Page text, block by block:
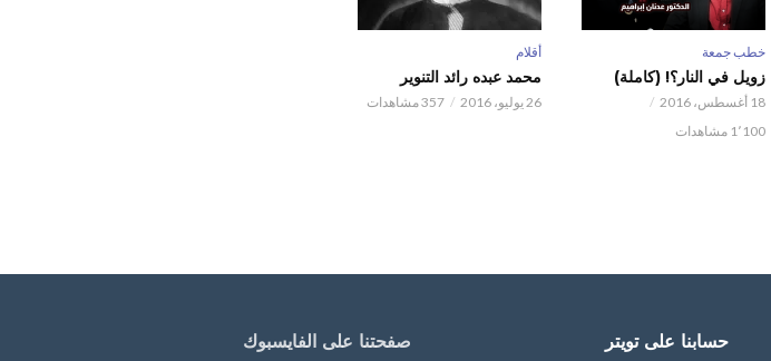
خطب جمعة
زويل في النار؟! (كاملة)
18 أغسطس، 2016
1٬100 مشاهدات
أقلام
محمد عبده رائد التنوير
26 يوليو، 2016 357 مشاهدات
حسابنا على تويتر صفحتنا على الفايسبوك